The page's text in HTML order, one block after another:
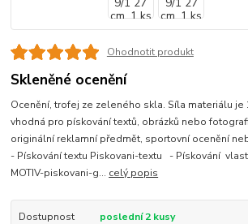
Ohodnotit produkt
Skleněné ocenění
Ocenění, trofej ze zeleného skla. Síla materiálu je
vhodná pro pískování textů, obrázků nebo
originální reklamní předmět, sportovní ocenění
- Pískování textu Piskovani-textu - Pískování
MOTIV-piskovani-g... celý popis
Dostupnost
poslední 2 kusy